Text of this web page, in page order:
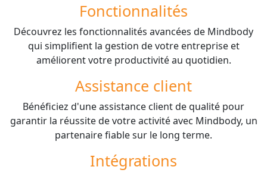
Fonctionnalités
Découvrez les fonctionnalités avancées de Mindbody
qui simplifient la gestion de votre entreprise et
améliorent votre productivité au quotidien.
Assistance client
Bénéficiez d'une assistance client de qualité pour
garantir la réussite de votre activité avec Mindbody, un
partenaire fiable sur le long terme.
Intégrations